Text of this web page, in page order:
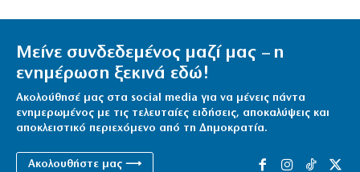
Μείνε συνδεδεμένος μαζί μας – η
ενημέρωση ξεκινά εδώ!
Ακολούθησέ μας στα social media για να μένεις πάντα
ενημερωμένος με τις τελευταίες ειδήσεις, αποκαλύψεις και
αποκλειστικό περιεχόμενο από τη Δημοκρατία.
Ακολουθήστε μας ⟶